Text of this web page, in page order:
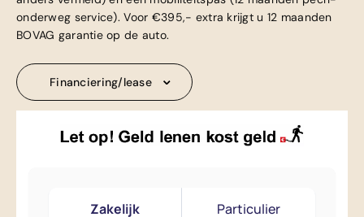
onderweg service). Voor €395,- extra krijgt u 12 maanden
BOVAG garantie op de auto.
Financiering/lease